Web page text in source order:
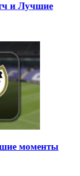
и Лучшие
моменты